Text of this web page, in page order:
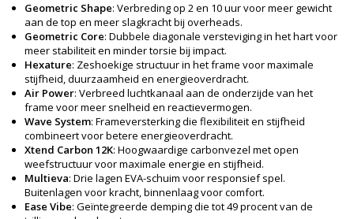
Geometric Shape: Verbreding op 2 en 10 uur voor meer gewicht
aan de top en meer slagkracht bij overheads.
Geometric Core: Dubbele diagonale versteviging in het hart voor
meer stabiliteit en minder torsie bij impact.
Hexature: Zeshoekige structuur in het frame voor maximale
stijfheid, duurzaamheid en energieoverdracht.
Air Power: Verbreed luchtkanaal aan de onderzijde van het
frame voor meer snelheid en reactievermogen.
Wave System: Frameversterking die flexibiliteit en stijfheid
combineert voor betere energieoverdracht.
Xtend Carbon 12K: Hoogwaardige carbonvezel met open
weefstructuur voor maximale energie en stijfheid.
Multieva: Drie lagen EVA-schuim voor responsief spel.
Buitenlagen voor kracht, binnenlaag voor comfort.
Ease Vibe: Geïntegreerde demping die tot 49 procent van de